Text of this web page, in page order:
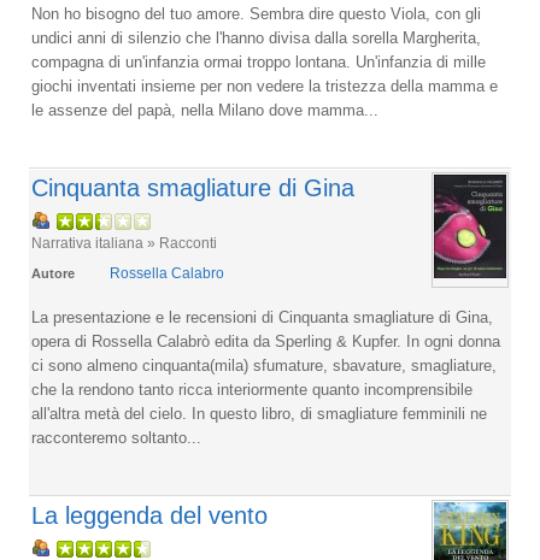
Non ho bisogno del tuo amore. Sembra dire questo Viola, con gli
undici anni di silenzio che l'hanno divisa dalla sorella Margherita,
compagna di un'infanzia ormai troppo lontana. Un'infanzia di mille
giochi inventati insieme per non vedere la tristezza della mamma e
le assenze del papà, nella Milano dove mamma...
Cinquanta smagliature di Gina
Narrativa italiana » Racconti
Autore Rossella Calabro
La presentazione e le recensioni di Cinquanta smagliature di Gina,
opera di Rossella Calabrò edita da Sperling & Kupfer. In ogni donna
ci sono almeno cinquanta(mila) sfumature, sbavature, smagliature,
che la rendono tanto ricca interiormente quanto incomprensibile
all'altra metà del cielo. In questo libro, di smagliature femminili ne
racconteremo soltanto...
La leggenda del vento